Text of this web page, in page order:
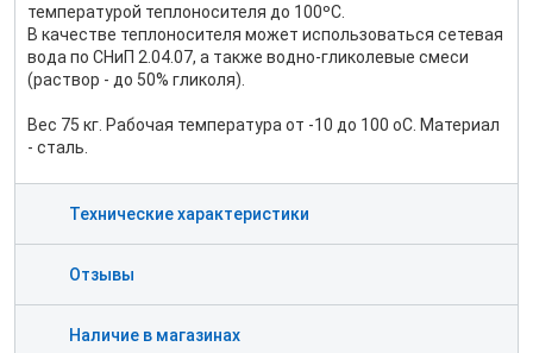
температурой теплоносителя до 100ºС.
В качестве теплоносителя может использоваться сетевая
вода по СНиП 2.04.07, а также водно-гликолевые смеси
(раствор - до 50% гликоля).
Вес 75 кг. Рабочая температура от -10 до 100 оС. Материал
- сталь.
Технические характеристики
Отзывы
Наличие в магазинах